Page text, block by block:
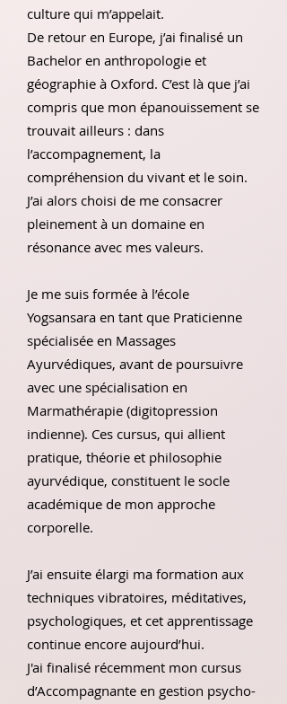
culture qui m’appelait.
De retour en Europe, j’ai finalisé un
Bachelor en anthropologie et
géographie à Oxford. C’est là que j’ai
compris que mon épanouissement se
trouvait ailleurs : dans
l’accompagnement, la
compréhension du vivant et le soin.
J’ai alors choisi de me consacrer
pleinement à un domaine en
résonance avec mes valeurs.
Je me suis formée à l’école
Yogsansara en tant que Praticienne
spécialisée en Massages
Ayurvédiques, avant de poursuivre
avec une spécialisation en
Marmathérapie (digitopression
indienne). Ces cursus, qui allient
pratique, théorie et philosophie
ayurvédique, constituent le socle
académique de mon approche
corporelle.
J’ai ensuite élargi ma formation aux
techniques vibratoires, méditatives,
psychologiques, et cet apprentissage
continue encore aujourd’hui.
J'ai finalisé récemment mon cursus
d’Accompagnante en gestion psycho-